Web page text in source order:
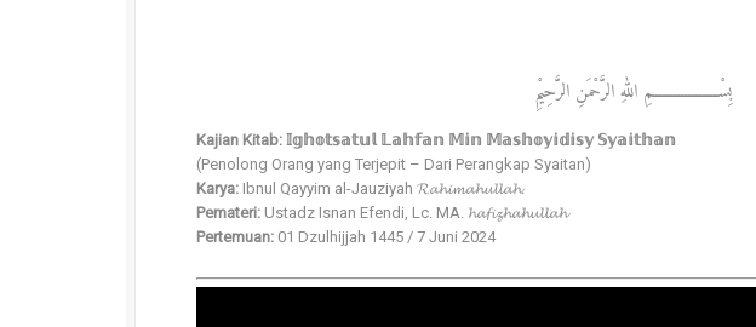
بِسْــــــــــــــــــمِ اللهِ الرَّحْمَنِ الرَّحِيْمِ
Kajian Kitab: 𝕀𝕘𝕙𝕠𝕥𝕤𝕒𝕥𝕦𝕝 𝕃𝕒𝕙𝕗𝕒𝕟 𝕄𝕚𝕟 𝕄𝕒𝕤𝕙𝕠𝕪𝕚𝕕𝕚𝕤𝕪 𝕊𝕪𝕒𝕚𝕥𝕙𝕒𝕟
(Penolong Orang yang Terjepit – Dari Perangkap Syaitan)
Karya: Ibnul Qayyim al-Jauziyah 𝓡𝓪𝓱𝓲𝓶𝓪𝓱𝓾𝓵𝓵𝓪𝓱.
Pemateri: Ustadz Isnan Efendi, Lc. MA. 𝓱𝓪𝓯𝓲𝔃𝓱𝓪𝓱𝓾𝓵𝓵𝓪𝓱
Pertemuan: 01 Dzulhijjah 1445 / 7 Juni 2024